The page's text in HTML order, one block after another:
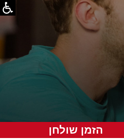
הזמן שולחן